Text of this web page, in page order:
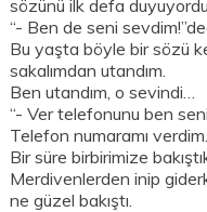
sözünü ilk defa
“- Ben de seni
Bu yaşta böyle bir sözü
sakalımdan utandım.
Ben utandım, o sevindi…
“- Ver telefonunu ben
Telefon numaramı
Bir süre birbirimize
Merdivenlerden inip
ne güzel bakıştı.